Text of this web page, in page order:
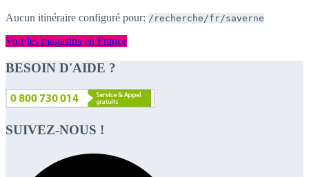
Aucun itinéraire configuré pour: /recherche/fr/saverne
Voir les magasins en France
BESOIN D'AIDE ?
SUIVEZ-NOUS !